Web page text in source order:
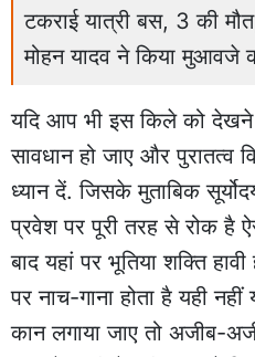
टकराई यात्री बस, 3 की
मोहन यादव ने किया मुआवजे
यदि आप भी इस किले को देखने
सावधान हो जाए और पुरातत्व
ध्यान दें. जिसके मुताबिक
प्रवेश पर पूरी तरह से रोक है
बाद यहां पर भूतिया शक्ति
पर नाच-गाना होता है यही
कान लगाया जाए तो अजीब-